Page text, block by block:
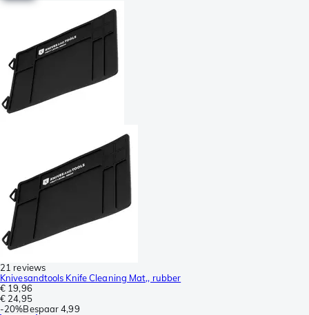
21 reviews
Knivesandtools Knife Cleaning Mat,, rubber
€ 19,96
€ 24,95
-20%Bespaar 4,99